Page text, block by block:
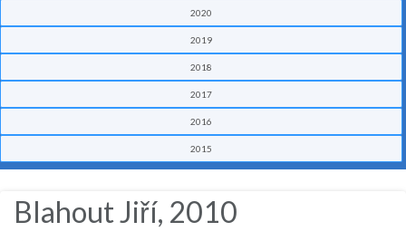
2020
2019
2018
2017
2016
2015
Blahout Jiří, 2010